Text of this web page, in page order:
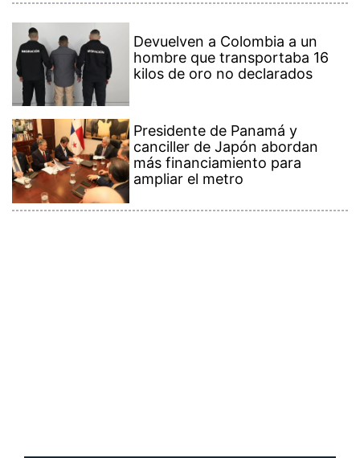
Devuelven a Colombia a un
hombre que transportaba 16
kilos de oro no declarados
Presidente de Panamá y
canciller de Japón abordan
más financiamiento para
ampliar el metro